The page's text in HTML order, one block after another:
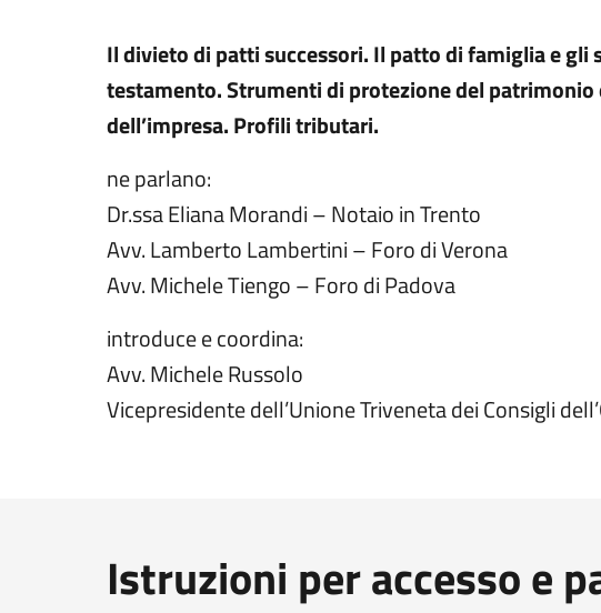
Il divieto di patti successori. Il patto di famiglia e
testamento. Strumenti di protezione del
dell’impresa. Profili tributari.
ne parlano:
Dr.ssa Eliana Morandi – Notaio in Trento
Avv. Lamberto Lambertini – Foro di Verona
Avv. Michele Tiengo – Foro di Padova
introduce e coordina:
Avv. Michele Russolo
Vicepresidente dell’Unione Triveneta dei Consigli
Istruzioni per accesso e